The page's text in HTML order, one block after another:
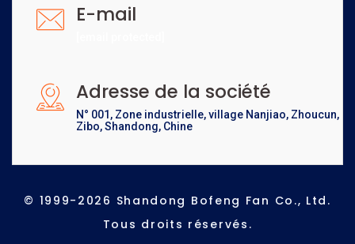
E-mail
Adresse de la société
N° 001, Zone industrielle, village Nanjiao, Zhoucun,
Zibo, Shandong, Chine
© 1999-2026 Shandong Bofeng Fan Co., Ltd.
Tous droits réservés.